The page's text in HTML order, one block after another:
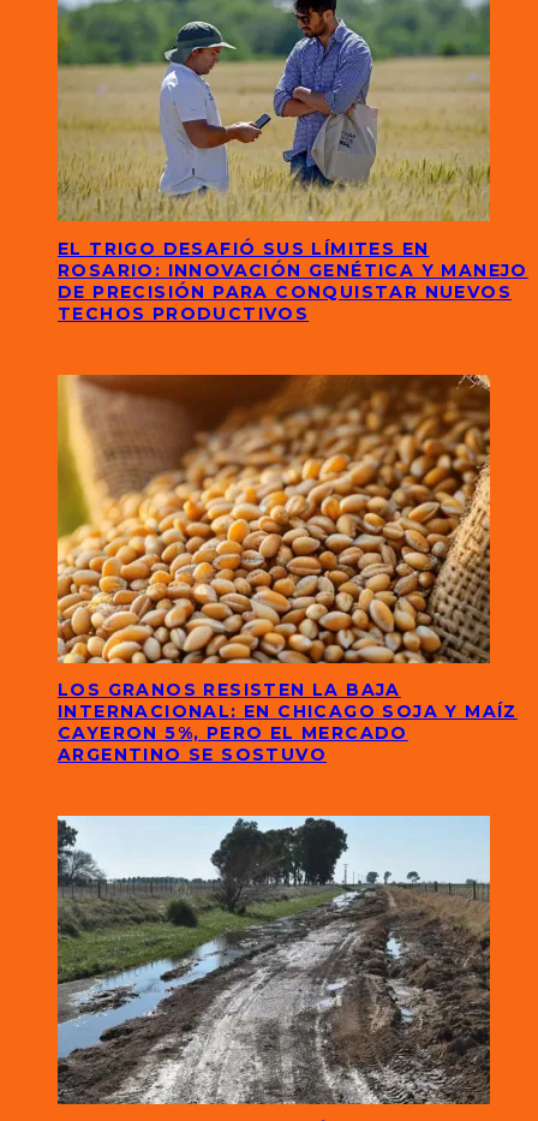
EL TRIGO DESAFIÓ SUS LÍMITES EN
ROSARIO: INNOVACIÓN GENÉTICA Y MANEJO
DE PRECISIÓN PARA CONQUISTAR NUEVOS
TECHOS PRODUCTIVOS
LOS GRANOS RESISTEN LA BAJA
INTERNACIONAL: EN CHICAGO SOJA Y MAÍZ
CAYERON 5%, PERO EL MERCADO
ARGENTINO SE SOSTUVO